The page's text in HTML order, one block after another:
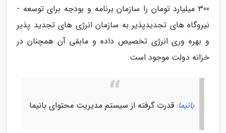
­300 میلیارد تومان را­­ سازمان برنامه و بودجه برای توسعه ­­
نیروگاه های تجدیدپذیر به­ سازمان انرژی های تجدید پذیر
و بهره وری انرژی­ تخصیص داده ­و مابقی آن همچنان در
خزانه دولت موجود است. ­
بانیما: قدرت گرفته از سیستم مدیریت محتوای بانیما